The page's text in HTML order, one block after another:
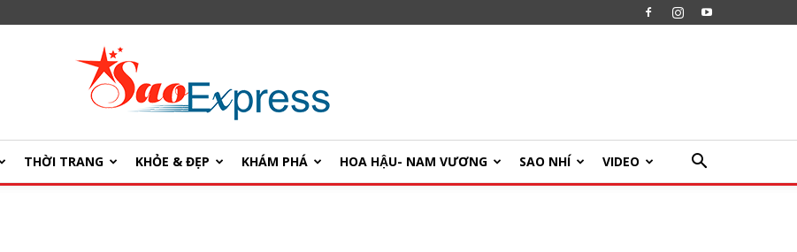
SaoExpress
THỜI TRANG KHỎE & ĐẸP KHÁM PHÁ HOA HẬU- NAM VƯƠNG SAO NHÍ VIDEO